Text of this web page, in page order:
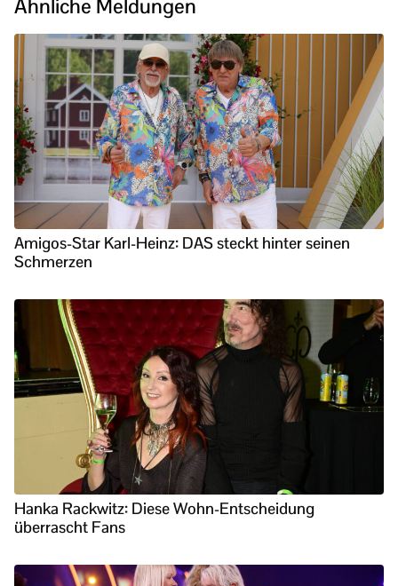
Ähnliche Meldungen
Amigos-Star Karl-Heinz: DAS steckt hinter seinen
Schmerzen
Hanka Rackwitz: Diese Wohn-Entscheidung
überrascht Fans